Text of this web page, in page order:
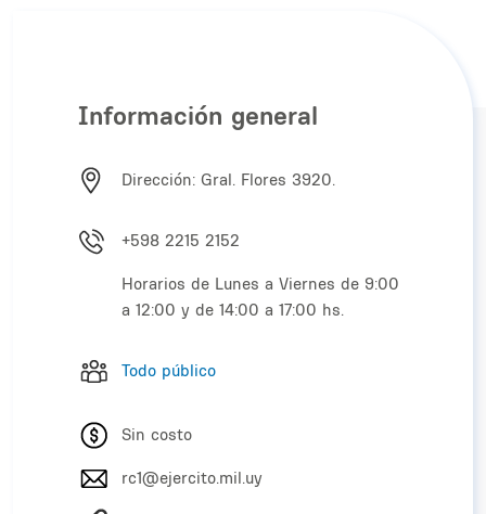
Información general
Dirección: Gral. Flores 3920.
+598 2215 2152
Horarios de Lunes a Viernes de 9:00
a 12:00 y de 14:00 a 17:00 hs.
Todo público
Sin costo
rc1@ejercito.mil.uy